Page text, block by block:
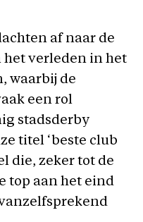
af naar de
het verleden in het
waarbij de
een rol
stadsderby
titel ‘beste club
die, zeker tot de
top aan het eind